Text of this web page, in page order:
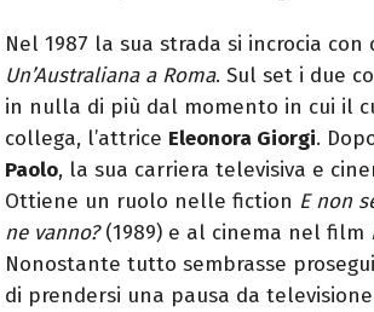
Nel 1987 la sua strada si incrocia con
Un’Australiana a Roma. Sul set i due
in nulla di più dal momento in cui il
collega, l’attrice Eleonora Giorgi.
Paolo, la sua carriera televisiva e
Ottiene un ruolo nelle fiction E non
ne vanno?(1989) e al cinema nel film
Nonostante tutto sembrasse
di prendersi una pausa da